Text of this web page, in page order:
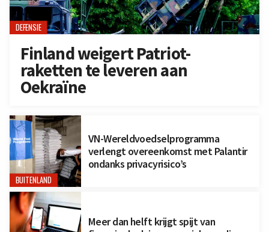
DEFENSIE
Finland weigert Patriot-
raketten te leveren aan
Oekraïne
BUITENLAND
VN-Wereldvoedselprogramma
verlengt overeenkomst met Palantir
ondanks privacyrisico’s
Meer dan helft krijgt spijt van